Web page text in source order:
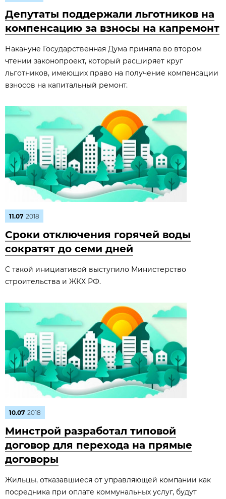
Депутаты поддержали льготников на
компенсацию за взносы на капремонт
Накануне Государственная Дума приняла во втором
чтении законопроект, который расширяет круг
льготников, имеющих право на получение компенсации
взносов на капитальный ремонт.
11.07 2018
Сроки отключения горячей воды
сократят до семи дней
С такой инициативой выступило Министерство
строительства и ЖКХ РФ.
10.07 2018
Минстрой разработал типовой
договор для перехода на прямые
договоры
Жильцы, отказавшиеся от управляющей компании как
посредника при оплате коммунальных услуг, будут